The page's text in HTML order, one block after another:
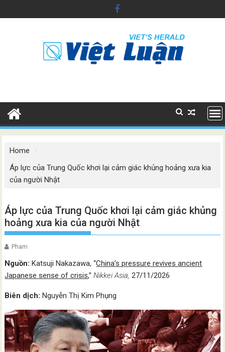
to
Home
Áp lực của Trung Quốc khơi lại cảm giác khủng hoảng xưa kia
của người Nhật
Áp lực của Trung Quốc khơi lại cảm giác khủng
hoảng xưa kia của người Nhật
Pham
Nguồn: Katsuji Nakazawa, “China’s pressure revives ancient
Japanese sense of crisis,”Nikkei Asia,27/11/2026
Biên dịch:Nguyễn Thị Kim Phụng